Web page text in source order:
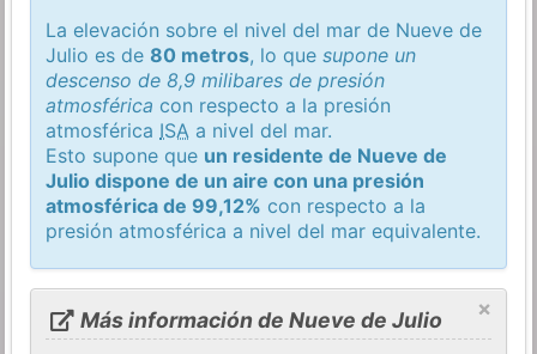
La elevación sobre el nivel del mar de Nueve de
Julio es de80 metros, lo quesupone un
descenso de 8,9 milibares de presión
atmosférica con respecto a la presión
atmosférica ISA a nivel del mar.
Esto supone que un residente de Nueve de
Julio dispone de un aire con una presión
atmosférica de 99,12% con respecto a la
presión atmosférica a nivel del mar equivalente.
×
Más información de Nueve de Julio